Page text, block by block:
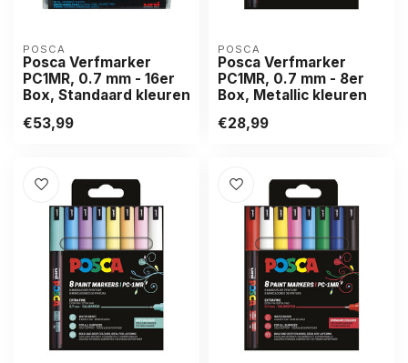
POSCA
Posca Verfmarker
PC1MR, 0.7 mm - 16er
Box, Standaard kleuren
€53,99
POSCA
Posca Verfmarker
PC1MR, 0.7 mm - 8er
Box, Metallic kleuren
€28,99